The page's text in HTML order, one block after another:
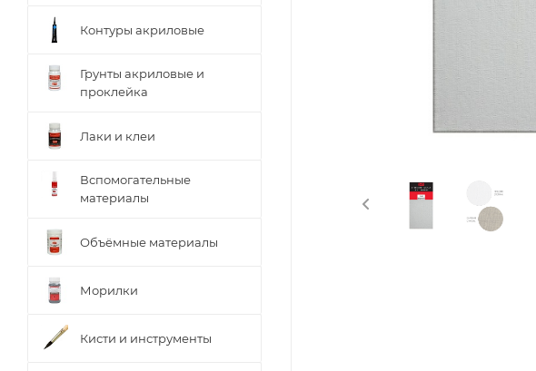
Контуры акриловые
Грунты акриловые и
проклейка
Лаки и клеи
Вспомогательные
материалы
Объёмные материалы
Морилки
Кисти и инструменты